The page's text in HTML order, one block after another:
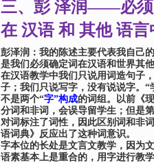
三、彭 泽润——必须
在 汉语 和 其他 语言
彭泽润：我的陈述主要代表我自己
是我们必须确定词在汉语和世界其
在汉语教学中我们只说用词造句子
子 ；我们只说写字，没有说说字。 “
不是两个“字”构成的词组。以前《
分词和非词，会误导留学生； 但是第
对词标注了词性， 因此区别词和非
语词典》反应出了这种词意识。
字本位的长处是文言文教学， 因为
语素基本上是重合的，用字进行教学